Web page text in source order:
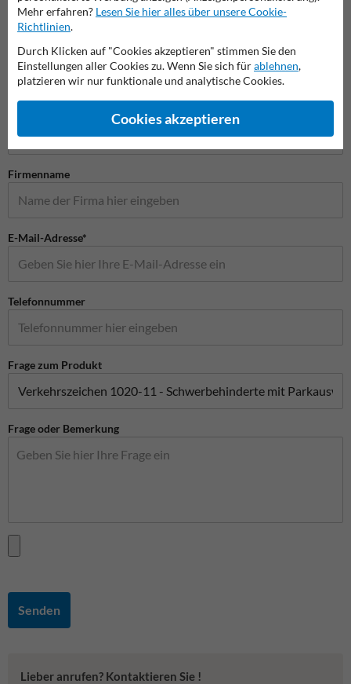
Verkehrsschilder
Stellen Sie Ihre Frage an Verkehrsschildkaufen.de
Firmenname
E-Mail-Adresse*
Telefonnummer
Frage zum Produkt
Frage oder Bemerkung
Senden
Lieber anrufen? Kontaktieren Sie !
Mehr erfahren? Lesen Sie hier alles über unsere Cookie-
Richtlinien.
Durch Klicken auf "Cookies akzeptieren" stimmen Sie den
Einstellungen aller Cookies zu. Wenn Sie sich fürablehnen,
platzieren wir nur funktionale und analytische Cookies.
Cookies akzeptieren